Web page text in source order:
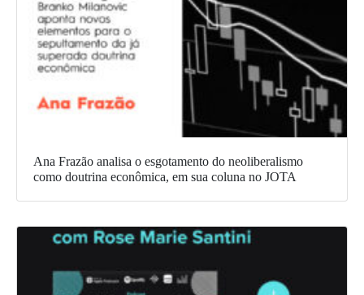
Ana Frazão analisa o esgotamento do neoliberalismo
como doutrina econômica, em sua coluna no JOTA